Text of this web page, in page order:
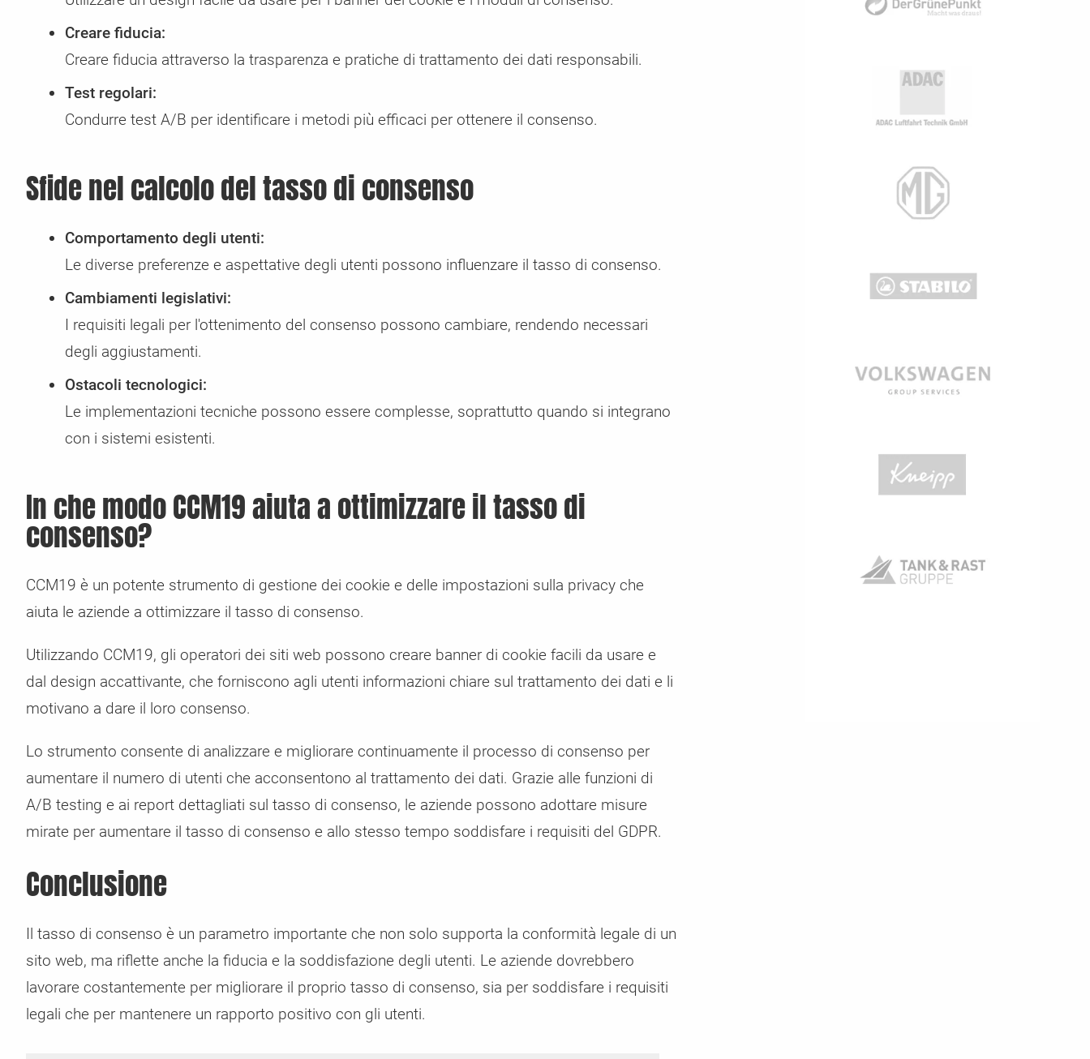
Creare fiducia:
Creare fiducia attraverso la trasparenza e pratiche di trattamento dei dati responsabili.
Test regolari:
Condurre test A/B per identificare i metodi più efficaci per ottenere il consenso.
Sfide nel calcolo del tasso di consenso
Comportamento degli utenti:
Le diverse preferenze e aspettative degli utenti possono influenzare il tasso di consenso.
Cambiamenti legislativi:
I requisiti legali per l'ottenimento del consenso possono cambiare, rendendo necessari
degli aggiustamenti.
Ostacoli tecnologici:
Le implementazioni tecniche possono essere complesse, soprattutto quando si integrano
con i sistemi esistenti.
In che modo CCM19 aiuta a ottimizzare il tasso di
consenso?
CCM19 è un potente strumento di gestione dei cookie e delle impostazioni sulla privacy che
aiuta le aziende a ottimizzare il tasso di consenso.
Utilizzando CCM19, gli operatori dei siti web possono creare banner di cookie facili da usare e
dal design accattivante, che forniscono agli utenti informazioni chiare sul trattamento dei dati e li
motivano a dare il loro consenso.
Lo strumento consente di analizzare e migliorare continuamente il processo di consenso per
aumentare il numero di utenti che acconsentono al trattamento dei dati. Grazie alle funzioni di
A/B testing e ai report dettagliati sul tasso di consenso, le aziende possono adottare misure
mirate per aumentare il tasso di consenso e allo stesso tempo soddisfare i requisiti del GDPR.
Conclusione
Il tasso di consenso è un parametro importante che non solo supporta la conformità legale di un
sito web, ma riflette anche la fiducia e la soddisfazione degli utenti. Le aziende dovrebbero
lavorare costantemente per migliorare il proprio tasso di consenso, sia per soddisfare i requisiti
legali che per mantenere un rapporto positivo con gli utenti.